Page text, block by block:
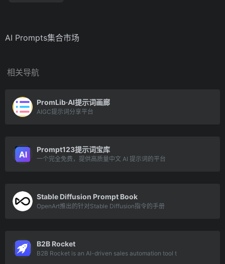
AI Prompts集合市场
相关导航
PromLib·AI提示词画廊
AIGC提示词分享平台
Prompt123提示词宝库
一个完全免费，提供高质量中文 AI 提示词的平台
Stable Diffusion Prompt Book
OpenArt推出的针对Stable Diffusion指令的手册
B2B Rocket
B2B Rocket is an AI-driven sales automation tool t